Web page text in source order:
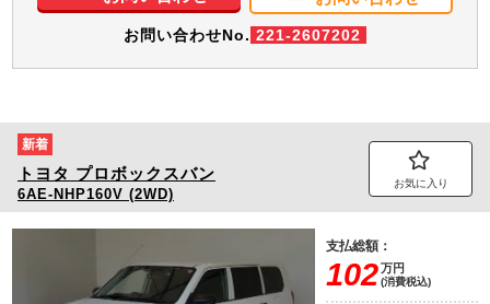
お問い合わせNo. 221-2607202
新着
トヨタ プロボックスバン
6AE-NHP160V (2WD)
お気に入り
支払総額：
102万円
(消費税込)